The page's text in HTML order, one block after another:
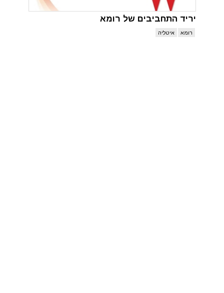
יריד התחביבים של רומא
רומא איטליה